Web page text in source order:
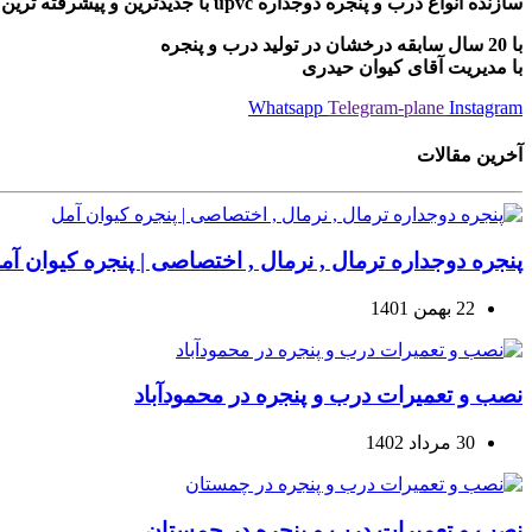
با 20 سال سابقه درخشان در تولید درب و پنجره
با مدیریت آقای کیوان حیدری
Whatsapp Telegram-plane Instagram
آخرین مقالات
پنجره دوجداره ترمال , نرمال , اختصاصی | پنجره کیوان
22 بهمن 1401
نصب و تعمیرات درب و پنجره در محمودآباد
30 مرداد 1402